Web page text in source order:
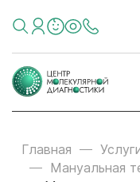
Главная
Мануальная